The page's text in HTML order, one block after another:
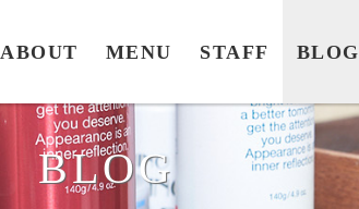
ABOUT MENU STAFF BLOG
BLOG